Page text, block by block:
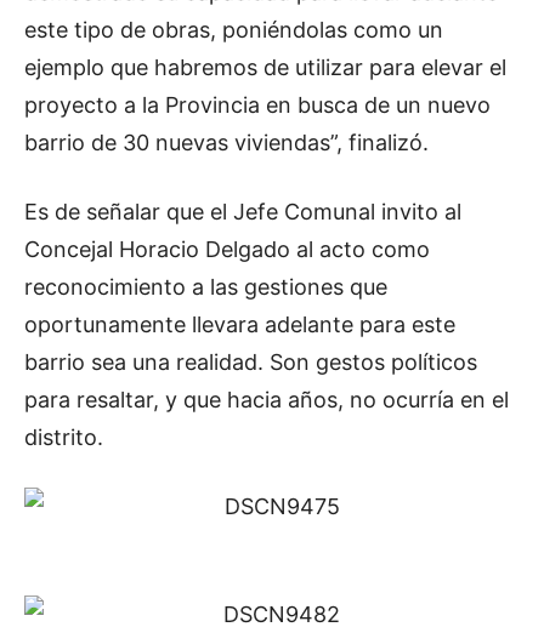
este tipo de obras, poniéndolas como un
ejemplo que habremos de utilizar para elevar el
proyecto a la Provincia en busca de un nuevo
barrio de 30 nuevas viviendas”, finalizó.
Es de señalar que el Jefe Comunal invito al
Concejal Horacio Delgado al acto como
reconocimiento a las gestiones que
oportunamente llevara adelante para este
barrio sea una realidad. Son gestos políticos
para resaltar, y que hacia años, no ocurría en el
distrito.